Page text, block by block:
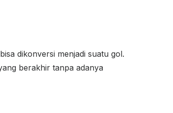
dikonversi menjadi suatu gol.
berakhir tanpa adanya